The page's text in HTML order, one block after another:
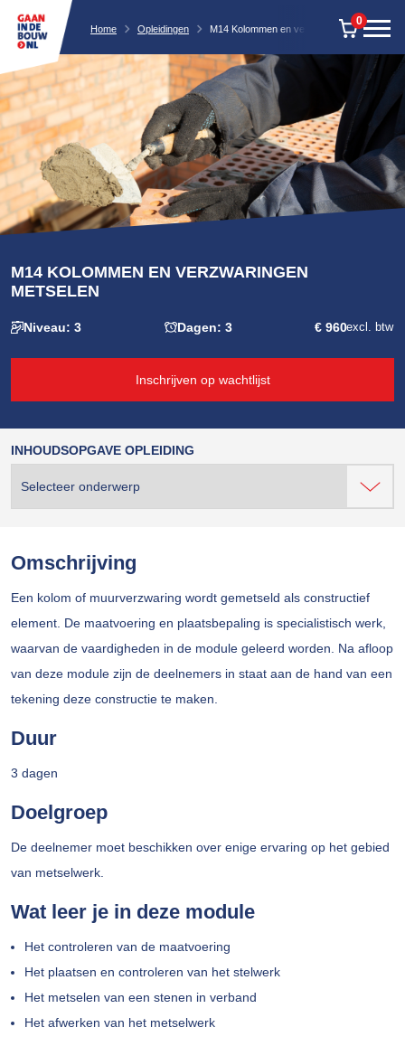
0
Home Opleidingen M14 Kolommen en verzwaringen metselen
M14 KOLOMMEN EN VERZWARINGEN
METSELEN
Niveau: 3 Dagen: 3 € 960excl. btw
Inschrijven op wachtlijst
INHOUDSOPGAVE OPLEIDING
Omschrijving
Een kolom of muurverzwaring wordt gemetseld als constructief
element. De maatvoering en plaatsbepaling is specialistisch werk,
waarvan de vaardigheden in de module geleerd worden. Na afloop
van deze module zijn de deelnemers in staat aan de hand van een
tekening deze constructie te maken.
Duur
3 dagen
Doelgroep
De deelnemer moet beschikken over enige ervaring op het gebied
van metselwerk.
Wat leer je in deze module
Het controleren van de maatvoering
Het plaatsen en controleren van het stelwerk
Het metselen van een stenen in verband
Het afwerken van het metselwerk